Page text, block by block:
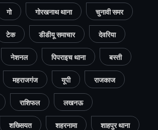
गो गोरखनाथ थाना चुनावी समर
टेक डीडीयू समाचार देवरिया
नेशनल पिपराइच थाना बस्ती
महराजगंज यूपी राजकाज
राशिफल लखनऊ
शख्सियत शहरनामा शाहपुर थाना